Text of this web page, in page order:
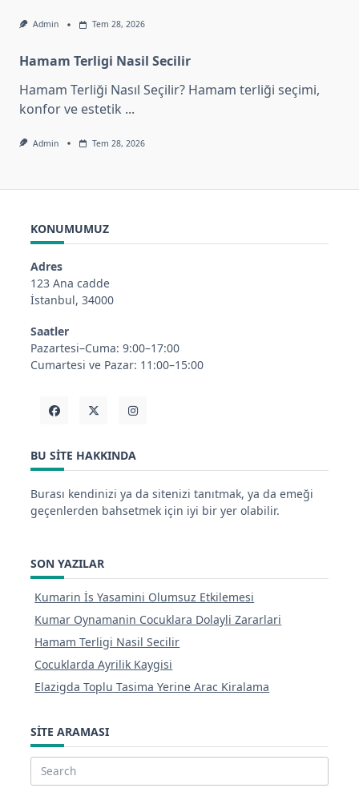
Admin Tem 28, 2026
Hamam Terligi Nasil Secilir
Hamam Terliği Nasıl Seçilir? Hamam terliği seçimi,
konfor ve estetik ...
Admin Tem 28, 2026
KONUMUMUZ
Adres
123 Ana cadde
İstanbul, 34000
Saatler
Pazartesi–Cuma: 9:00–17:00
Cumartesi ve Pazar: 11:00–15:00
BU SITE HAKKINDA
Burası kendinizi ya da sitenizi tanıtmak, ya da emeği
geçenlerden bahsetmek için iyi bir yer olabilir.
SON YAZILAR
Kumarin İs Yasamini Olumsuz Etkilemesi
Kumar Oynamanin Cocuklara Dolayli Zararlari
Hamam Terligi Nasil Secilir
Cocuklarda Ayrilik Kaygisi
Elazigda Toplu Tasima Yerine Arac Kiralama
SITE ARAMASI
Search